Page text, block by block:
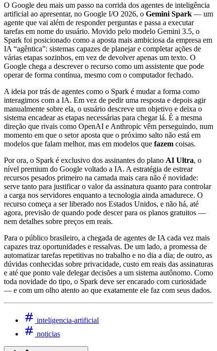
O Google deu mais um passo na corrida dos agentes de inteligência
artificial ao apresentar, no Google I/O 2026, o Gemini Spark — um
agente que vai além de responder perguntas e passa a executar
tarefas em nome do usuário. Movido pelo modelo Gemini 3.5, o
Spark foi posicionado como a aposta mais ambiciosa da empresa em
IA “agêntica”: sistemas capazes de planejar e completar ações de
várias etapas sozinhos, em vez de devolver apenas um texto. O
Google chega a descrever o recurso como um assistente que pode
operar de forma contínua, mesmo com o computador fechado.
A ideia por trás de agentes como o Spark é mudar a forma como
interagimos com a IA. Em vez de pedir uma resposta e depois agir
manualmente sobre ela, o usuário descreve um objetivo e deixa o
sistema encadear as etapas necessárias para chegar lá. É a mesma
direção que rivais como OpenAI e Anthropic vêm perseguindo, num
momento em que o setor aposta que o próximo salto não está em
modelos que falam melhor, mas em modelos que fazem coisas.
Por ora, o Spark é exclusivo dos assinantes do plano AI Ultra, o
nível premium do Google voltado a IA. A estratégia de estrear
recursos pesados primeiro na camada mais cara não é novidade:
serve tanto para justificar o valor da assinatura quanto para controlar
a carga nos servidores enquanto a tecnologia ainda amadurece. O
recurso começa a ser liberado nos Estados Unidos, e não há, até
agora, previsão de quando pode descer para os planos gratuitos —
nem detalhes sobre preços em reais.
Para o público brasileiro, a chegada de agentes de IA cada vez mais
capazes traz oportunidades e ressalvas. De um lado, a promessa de
automatizar tarefas repetitivas no trabalho e no dia a dia; de outro, as
dúvidas conhecidas sobre privacidade, custo em reais das assinaturas
e até que ponto vale delegar decisões a um sistema autônomo. Como
toda novidade do tipo, o Spark deve ser encarado com curiosidade
— e com um olho atento ao que exatamente ele faz com seus dados.
inteligencia-artificial
noticias